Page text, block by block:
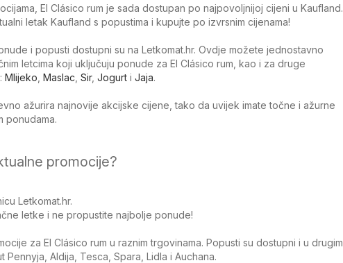
El Clásico rum je sada dostupan po najpovoljnijoj cijeni u Kaufland.
letak Kaufland s popustima i kupujte po izvrsnim cijenama!
i popusti dostupni su na Letkomat.hr. Ovdje možete jednostavno
letcima koji uključuju ponude za El Clásico rum, kao i za druge
Mlijeko Maslac Sir, Jogurt i Jaja.
ažurira najnovije akcijske cijene, tako da uvijek imate točne i ažurne
ponudama.
promocije?
Letkomat.hr.
letke i ne propustite najbolje ponude!
za El Clásico rum u raznim trgovinama. Popusti su dostupni i u drugim
Pennyja, Aldija, Tesca, Spara, Lidla i Auchana.